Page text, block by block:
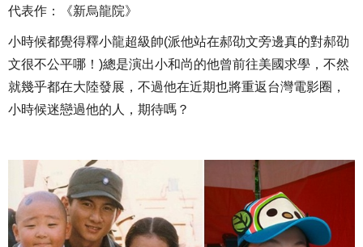
代表作：《新烏龍院》
小時候都覺得釋小龍超級帥(派他站在郝劭文旁邊真的對郝劭
文很不公平哪！)總是演出小和尚的他曾前往美國求學，不然
就幾乎都在大陸發展，不過他在近期也將重返台灣電影圈，
小時候迷戀過他的人，期待嗎？